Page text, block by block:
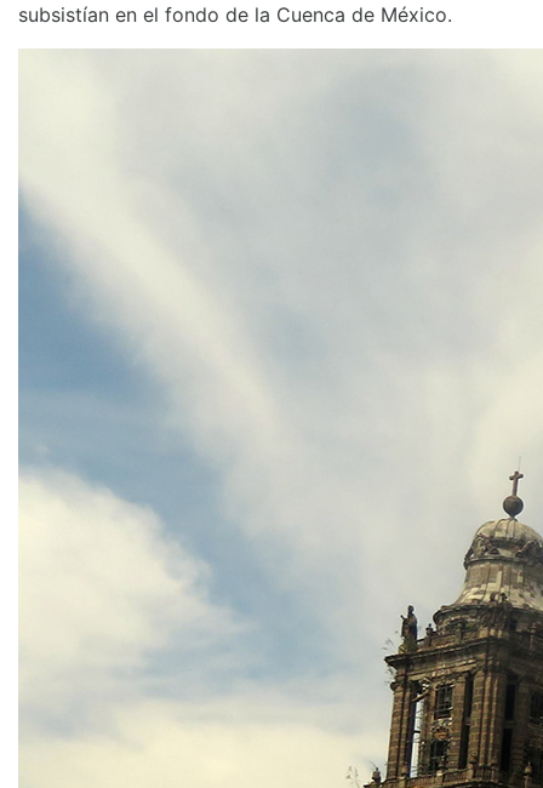
subsistían en el fondo de la Cuenca de México.